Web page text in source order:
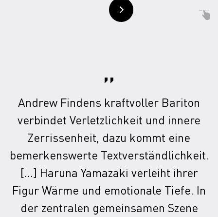
”
Andrew Findens kraftvoller Bariton
verbindet Verletzlichkeit und innere
Zerrissenheit, dazu kommt eine
bemerkenswerte Textverständlichkeit.
[…] Haruna Yamazaki verleiht ihrer
Figur Wärme und emotionale Tiefe. In
der zentralen gemeinsamen Szene